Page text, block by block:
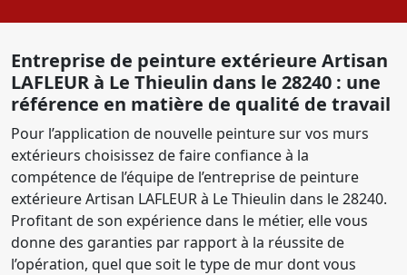
Entreprise de peinture extérieure Artisan
LAFLEUR à Le Thieulin dans le 28240 : une
référence en matière de qualité de travail
Pour l’application de nouvelle peinture sur vos murs
extérieurs choisissez de faire confiance à la
compétence de l’équipe de l’entreprise de peinture
extérieure Artisan LAFLEUR à Le Thieulin dans le 28240.
Profitant de son expérience dans le métier, elle vous
donne des garanties par rapport à la réussite de
l’opération, quel que soit le type de mur dont vous